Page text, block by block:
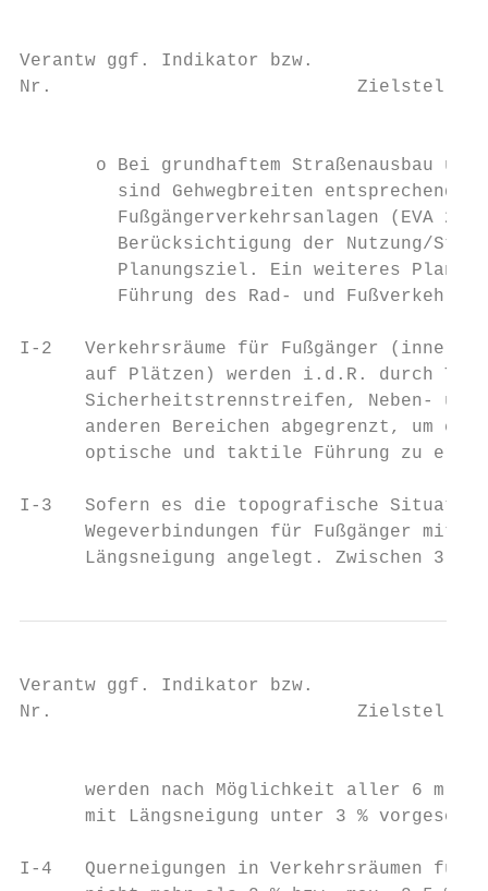
Verantw ggf. Indikator bzw.
Nr.                            Zielstellung
o Bei grundhaftem Straßenausbau und
sind Gehwegbreiten entsprechend
Fußgängerverkehrsanlagen (EVA
Berücksichtigung der Nutzung/
Planungsziel. Ein weiteres
Führung des Rad- und Fußverkehrs
I-2   Verkehrsräume für Fußgänger
auf Plätzen) werden i.d.R. durch
Sicherheitstrennstreifen, Neben- und
anderen Bereichen abgegrenzt, um
optische und taktile Führung zu
I-3   Sofern es die topografische
Wegeverbindungen für Fußgänger mit
Längsneigung angelegt. Zwischen 3 %
Verantw ggf. Indikator bzw.
Nr.                            Zielstellung
werden nach Möglichkeit aller 6 m
mit Längsneigung unter 3 %
I-4   Querneigungen in Verkehrsräumen